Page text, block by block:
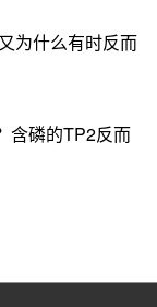
为什么有时反而
含磷的TP2反而